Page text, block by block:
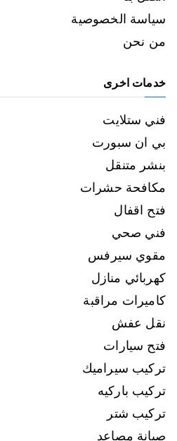
سياسة الخصوصية
من نحن
خدمات اخرى
فني ستلايت
بي ان سبورت
بنشر متنقل
مكافحة حشرات
فتح اقفال
فني صحي
مقوي سيرفس
كهربائي منازل
كاميرات مراقبة
نقل عفش
فتح سيارات
تركيب سيراميك
تركيب باركيه
تركيب شتر
صيانة مصاعد